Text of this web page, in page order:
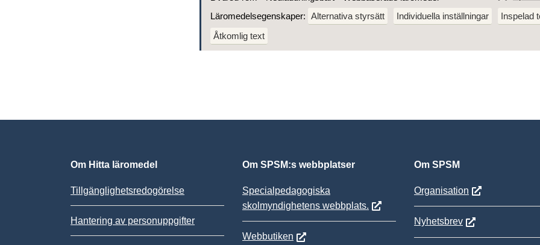
Läromedelsegenskaper: Alternativa styrsätt Individuella inställningar
Inspelad
Åtkomlig text
Om Hitta läromedel
Tillgänglighetsredogörelse
Hantering av personuppgifter
Om SPSM:s webbplatser
Specialpedagogiska
skolmyndighetens webbplats.
Webbutiken
Om SPSM
Organisation
Nyhetsbrev